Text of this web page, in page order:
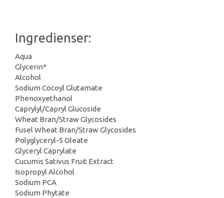
Ingredienser:
Aqua
Glycerin*
Alcohol
Sodium Cocoyl Glutamate
Phenoxyethanol
Caprylyl/Capryl Glucoside
Wheat Bran/Straw Glycosides
Fusel Wheat Bran/Straw Glycosides
Polyglyceryl-5 Oleate
Glyceryl Caprylate
Cucumis Sativus Fruit Extract
Isopropyl Alcohol
Sodium PCA
Sodium Phytate